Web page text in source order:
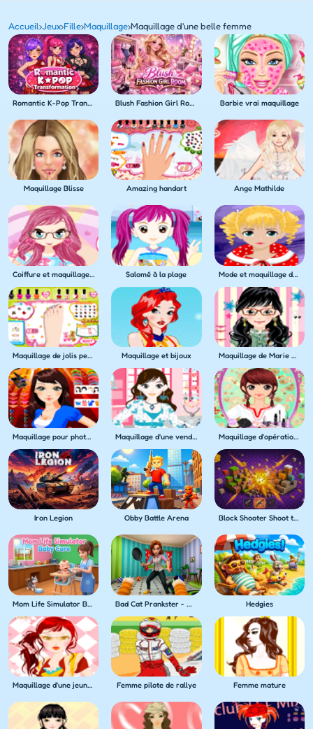
Accueil›Jeux›Fille›Maquillage›Maquillage d'une belle femme
Romantic K-Pop Transformation Blush Fashion Girl Room Barbie vrai maquillage
Maquillage Blisse Amazing handart Ange Mathilde
Coiffure et maquillage d'Aurore Salomé à la plage Mode et maquillage de marine
Maquillage de jolis petits pieds Maquillage et bijoux Maquillage de Marie mannequin
Maquillage pour photo de magazine de TV Maquillage d'une vendeuse des bijoux Maquillage d'opération casting
Iron Legion Obby Battle Arena Block Shooter Shoot the Blocks!
Mom Life Simulator Baby Care Bad Cat Prankster - Mom's Return Hedgies
Maquillage d'une jeune femme Femme pilote de rallye Femme mature